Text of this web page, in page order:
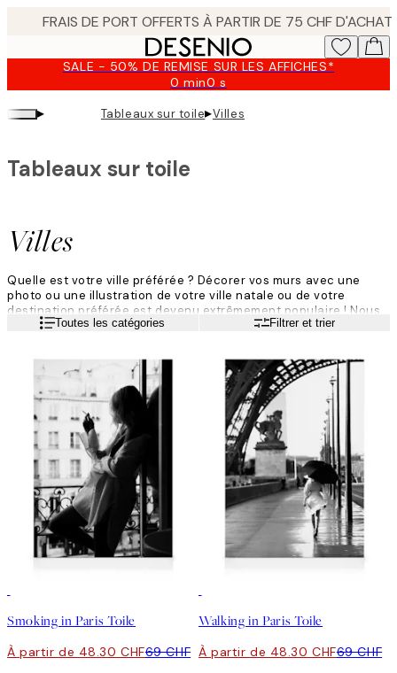
content.SALE - 50% DE REMISE SUR LES AFFICHES*
0 min0 s
Valable
jusqu'au
:
▸ Tableaux sur toile▸Villes
Villes
Tableaux sur toile
Quelle est votre ville préférée ? Décorer vos murs avec une
photo ou une illustration de votre ville natale ou de votre
destination préférée est devenu extrêmement populaire ! Nous
avons rassemblé pour vous des tableaux sur toile des noms de
Lire la suiteToutes les catégories Filtrer et trier
Smoking in Paris Toile
À partir de 48.30 CHF69 CHF
Walking in Paris Toile
À partir de 48.30 CHF69 CHF